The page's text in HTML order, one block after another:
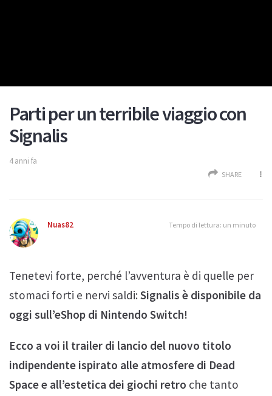
Parti per un terribile viaggio con
Signalis
4 anni fa
SHARE
Nuas82 Tempo di lettura: un minuto
Tenetevi forte, perché l’avventura è di quelle per
stomaci forti e nervi saldi: Signalis è disponibile da
oggi sull’eShop di Nintendo Switch!
Ecco a voi il trailer di lancio del nuovo titolo
indipendente ispirato alle atmosfere di Dead
Space e all’estetica dei giochi retro che tanto